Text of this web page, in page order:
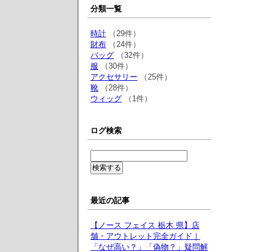
分類一覧
時計 （29件）
財布 （24件）
バッグ （32件）
服 （30件）
アクセサリー （25件）
靴 （28件）
ウィッグ （1件）
ログ検索
最近の記事
【ノース フェイス 栃木 県】店
舗・アウトレット完全ガイド｜
「なぜ高い？」「偽物？」疑問解